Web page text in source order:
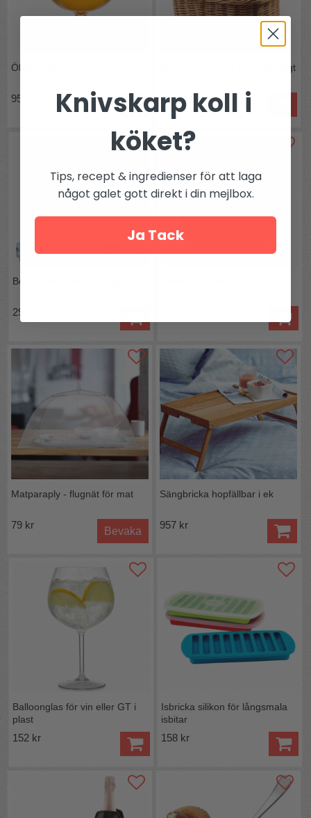
Ölglas i plast
95 kr
Picknick-korg i pil med blårutigt
699 kr
Bento-box matlåda large
299 kr
Matparaply - flugnät för mat
79 kr
Bevaka
Sängbricka hopfällbar i ek
957 kr
Balloonglas för vin eller GT i
plast
152 kr
Isbricka silikon för långsmala
isbitar
158 kr
Knivskarp koll i
köket?
Tips, recept & ingredienser för att laga
något galet gott direkt i din mejlbox.
Ja Tack